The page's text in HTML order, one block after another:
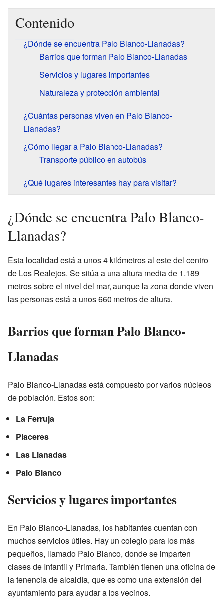
Contenido
¿Dónde se encuentra Palo Blanco-Llanadas?
Barrios que forman Palo Blanco-Llanadas
Servicios y lugares importantes
Naturaleza y protección ambiental
¿Cuántas personas viven en Palo Blanco-
Llanadas?
¿Cómo llegar a Palo Blanco-Llanadas?
Transporte público en autobús
¿Qué lugares interesantes hay para visitar?
¿Dónde se encuentra Palo Blanco-
Llanadas?
Esta localidad está a unos 4 kilómetros al este del centro
de Los Realejos. Se sitúa a una altura media de 1.189
metros sobre el nivel del mar, aunque la zona donde viven
las personas está a unos 660 metros de altura.
Barrios que forman Palo Blanco-
Llanadas
Palo Blanco-Llanadas está compuesto por varios núcleos
de población. Estos son:
La Ferruja
Placeres
Las Llanadas
Palo Blanco
Servicios y lugares importantes
En Palo Blanco-Llanadas, los habitantes cuentan con
muchos servicios útiles. Hay un colegio para los más
pequeños, llamado Palo Blanco, donde se imparten
clases de Infantil y Primaria. También tienen una oficina de
la tenencia de alcaldía, que es como una extensión del
ayuntamiento para ayudar a los vecinos.